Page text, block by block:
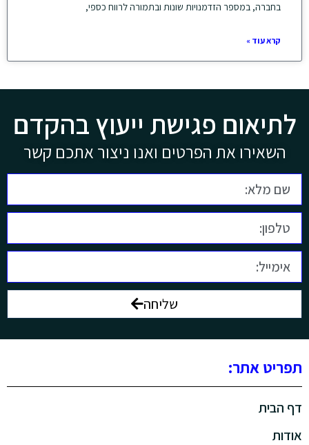
בחברה, במספר הזדמנויות שונות ובתמורה לרווח כספי,
קרא עוד »
לתיאום פגישת ייעוץ בהקדם
השאירו את הפרטים ואנו ניצור אתכם קשר
שליחה
תפריט אתר:
דף הבית
אודות